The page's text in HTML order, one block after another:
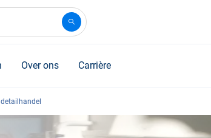
Over ons Carrière